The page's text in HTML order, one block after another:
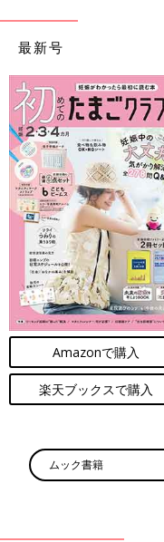
最新号
Amazonで購入
楽天ブックスで購入
ムック書籍